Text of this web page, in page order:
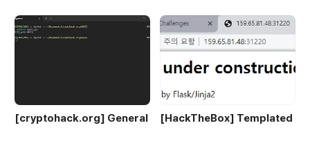
[cryptohack.org] General [HackTheBox] Templated